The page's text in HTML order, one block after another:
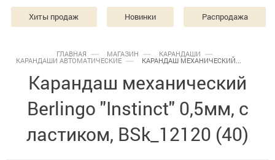
Хиты продаж Новинки Распродажа
ГЛАВНАЯ МАГАЗИН КАРАНДАШИ
КАРАНДАШИ АВТОМАТИЧЕСКИЕ КАРАНДАШ МЕХАНИЧЕСКИЙ...
Карандаш механический
Berlingo "Instinct" 0,5мм, с
ластиком, BSk_12120 (40)